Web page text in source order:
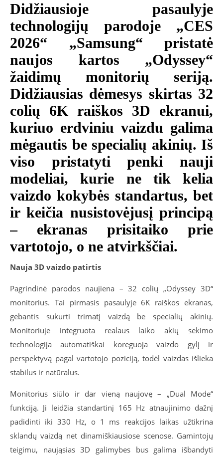
Didžiausioje pasaulyje
technologijų parodoje „CES
2026“ „Samsung“ pristatė
naujos kartos „Odyssey“
žaidimų monitorių seriją.
Didžiausias dėmesys skirtas 32
colių 6K raiškos 3D ekranui,
kuriuo erdviniu vaizdu galima
mėgautis be specialių akinių. Iš
viso pristatyti penki nauji
modeliai, kurie ne tik kelia
vaizdo kokybės standartus, bet
ir keičia nusistovėjusį principą
– ekranas prisitaiko prie
vartotojo, o ne atvirkščiai.
Nauja 3D vaizdo patirtis
Pagrindinė parodos naujiena – 32 colių „Odyssey 3D“
monitorius. Tai pirmasis pasaulyje 6K raiškos ekranas,
gebantis sukurti trimatį vaizdą be specialių akinių.
Monitoriuje integruota realaus laiko akių sekimo
technologija automatiškai koreguoja vaizdo gylį ir
perspektyvą pagal vartotojo poziciją, todėl vaizdas išlieka
stabilus ir natūralus.
Monitorius siūlo ir dar vieną naujovę – „Dual Mode“
funkciją. Ji leidžia standartinį 165 Hz atnaujinimo dažnį
padidinti iki 330 Hz, o 1 ms reakcijos laikas užtikrina
sklandų vaizdą net dinamiškiausiose scenose. Gamintojų
teigimu, naująsias 3D galimybes bus galima išbandyti